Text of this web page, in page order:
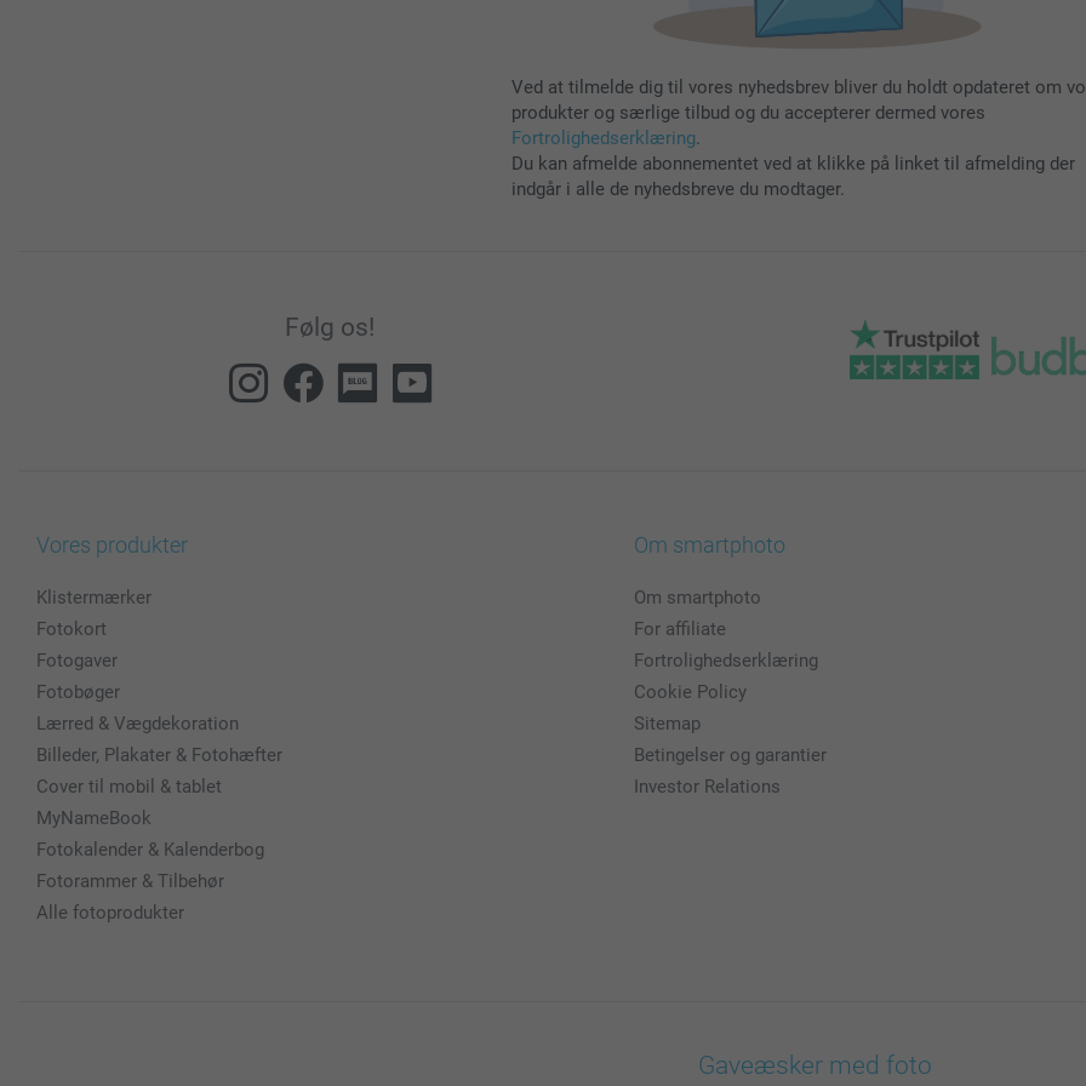
Ved at tilmelde dig til vores nyhedsbrev bliver du holdt opdateret om
produkter og særlige tilbud og du accepterer dermed vores
Fortrolighedserklæring.
Du kan afmelde abonnementet ved at klikke på linket til afmelding der
indgår i alle de nyhedsbreve du modtager.
Følg os!
Vores produkter
Klistermærker
Fotokort
Fotogaver
Fotobøger
Lærred & Vægdekoration
Billeder, Plakater & Fotohæfter
Cover til mobil & tablet
MyNameBook
Fotokalender & Kalenderbog
Fotorammer & Tilbehør
Alle fotoprodukter
Om smartphoto
Om smartphoto
For affiliate
Fortrolighedserklæring
Cookie Policy
Sitemap
Betingelser og garantier
Investor Relations
Gaveæsker med foto